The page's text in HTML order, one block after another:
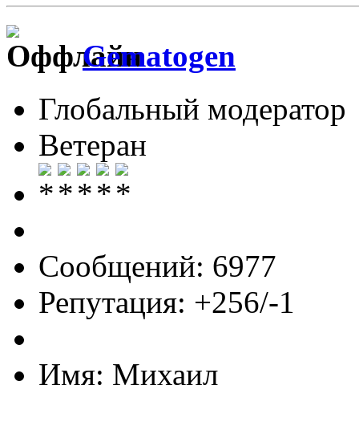
Gematogen
Глобальный модератор
Ветеран
Сообщений: 6977
Репутация: +256/-1
Имя: Михаил